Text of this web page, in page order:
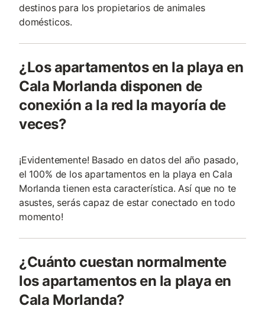
destinos para los propietarios de animales
domésticos.
¿Los apartamentos en la playa en
Cala Morlanda disponen de
conexión a la red la mayoría de
veces?
¡Evidentemente! Basado en datos del año pasado,
el 100% de los apartamentos en la playa en Cala
Morlanda tienen esta característica. Así que no te
asustes, serás capaz de estar conectado en todo
momento!
¿Cuánto cuestan normalmente
los apartamentos en la playa en
Cala Morlanda?